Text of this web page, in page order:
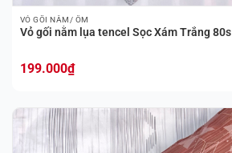
VỎ GỐI NẰM/ ÔM
Vỏ gối nằm lụa tencel Sọc Xám Trắng 80s
199.000₫